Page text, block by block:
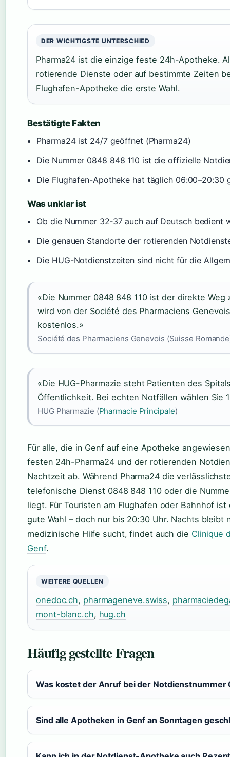
DER WICHTIGSTE UNTERSCHIED
Pharma24 ist die einzige feste 24h-Apotheke.
rotierende Dienste oder auf bestimmte Zeiten
Flughafen-Apotheke die erste Wahl.
Bestätigte Fakten
Pharma24 ist 24/7 geöffnet (Pharma24)
Die Nummer 0848 848 110 ist die offizielle
Die Flughafen-Apotheke hat täglich 06:00–20:30
Was unklar ist
Ob die Nummer 32‑37 auch auf Deutsch
Die genauen Standorte der rotierenden
Die HUG-Notdienstzeiten sind nicht für die
«Die Nummer 0848 848 110 ist der direkte
wird von der Société des Pharmaciens
kostenlos.»
Société des Pharmaciens Genevois (Suisse
«Die HUG-Pharmazie steht Patienten des
Öffentlichkeit. Bei echten Notfällen wählen Sie
HUG Pharmazie (Pharmacie Principale)
Für alle, die in Genf auf eine Apotheke
festen 24h-Pharma24 und der rotierenden
Nachtzeit ab. Während Pharma24 die
telefonische Dienst 0848 848 110 oder die
liegt. Für Touristen am Flughafen oder Bahnhof
gute Wahl – doch nur bis 20:30 Uhr. Nachts bleibt
medizinische Hilfe sucht, findet auch die Clinique
Genf.
WEITERE QUELLEN
onedoc.ch, pharmageneve.swiss,
mont-blanc.ch, hug.ch
Häufig gestellte Fragen
Was kostet der Anruf bei der Notdienstnummer
Sind alle Apotheken in Genf an Sonntagen